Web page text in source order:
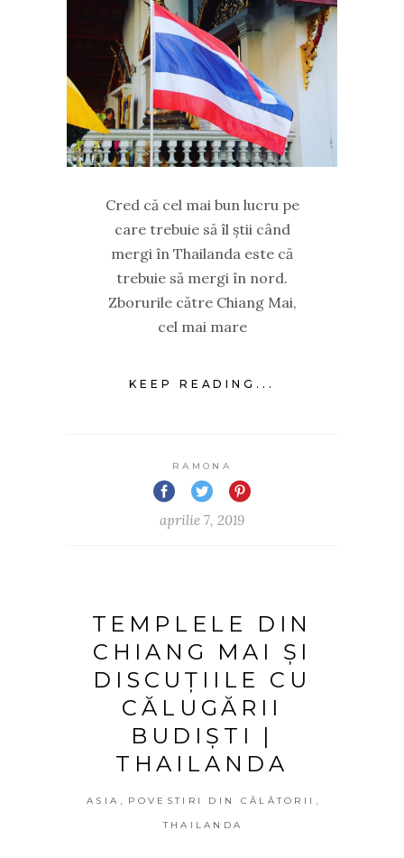
Cred că cel mai bun lucru pe
care trebuie să îl știi când
mergi în Thailanda este că
trebuie să mergi în nord.
Zborurile către Chiang Mai,
cel mai mare
KEEP READING...
RAMONA
aprilie 7, 2019
TEMPLELE DIN
CHIANG MAI ȘI
DISCUȚIILE CU
CĂLUGĂRII
BUDIȘTI |
THAILANDA
ASIA POVESTIRI DIN CĂLĂTORII
THAILANDA